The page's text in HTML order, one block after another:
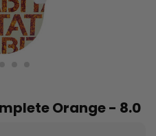
Orange - 8.0